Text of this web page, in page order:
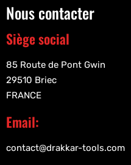
Nous contacter
Siège social
85 Route de Pont Gwin
29510 Briec
FRANCE
Email:
contact@drakkar-tools.com